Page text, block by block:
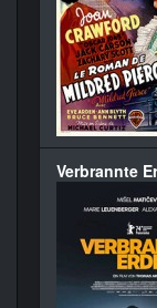
Verbrannte